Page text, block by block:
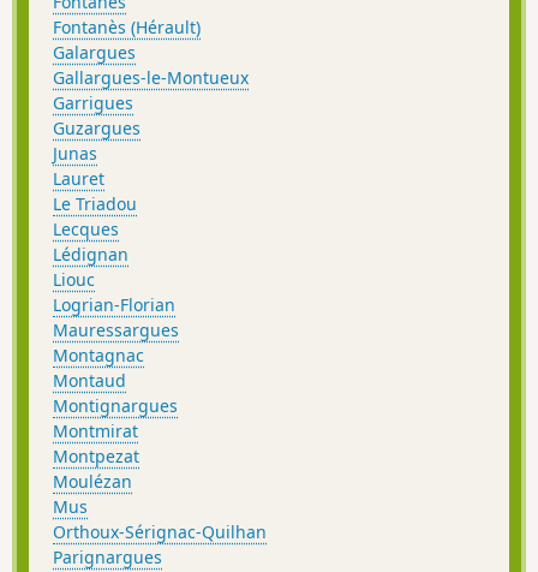
Fontanès (Hérault)
Galargues
Gallargues-le-Montueux
Garrigues
Guzargues
Junas
Lauret
Le Triadou
Lecques
Lédignan
Liouc
Logrian-Florian
Mauressargues
Montagnac
Montaud
Montignargues
Montmirat
Montpezat
Moulézan
Mus
Orthoux-Sérignac-Quilhan
Parignargues